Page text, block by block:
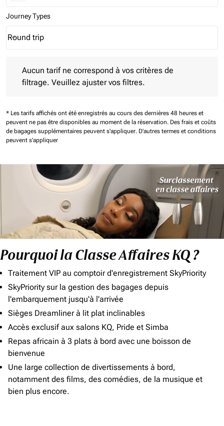
Journey Types
Journey Types option Round trip Selected
Round trip
keyboard_arrow_down
Aucun tarif ne correspond à vos critères de
filtrage. Veuillez ajuster vos filtres.
* Les tarifs affichés ont été enregistrés au cours des dernières 48 heures et
peuvent ne pas être disponibles au moment de la réservation. Des frais et coûts
de bagages supplémentaires peuvent s'appliquer. D'autres termes et conditions
peuvent s'appliquer
Pourquoi la Classe Affaires KQ ?
Traitement VIP au comptoir d'enregistrement SkyPriority
SkyPriority sur la gestion des bagages depuis
l'embarquement jusqu'à l'arrivée
Sièges Dreamliner à lit plat inclinables
Accès exclusif aux salons KQ, Pride et Simba
Repas africain à 3 plats à bord avec une boisson de
bienvenue
Une large collection de divertissements à bord,
notamment des films, des comédies, de la musique et
bien plus encore.